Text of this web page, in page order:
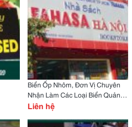
Biển Ốp Nhôm, Đơn Vị Chuyên
Nhận Làm Các Loại Biển Quảng
Cáo
Liên hệ